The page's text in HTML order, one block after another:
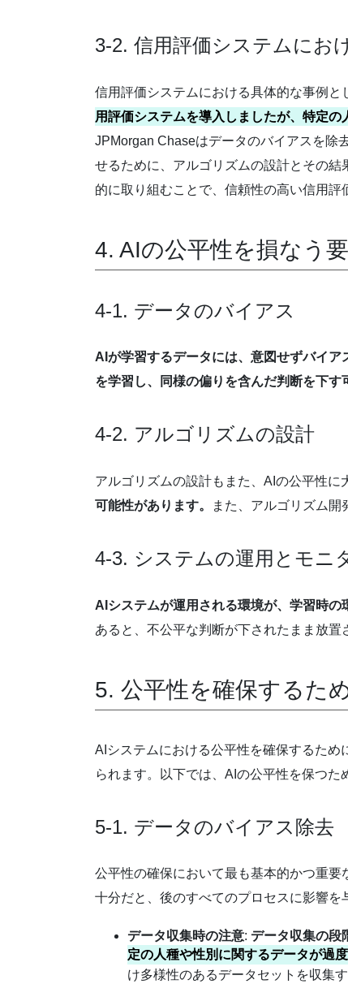
3-2. 信用評価システムにお
信用評価システムにおける具体的な事例
用評価システムを導入しましたが、特定
JPMorgan Chaseはデータのバイアスを除
せるために、アルゴリズムの設計とその
的に取り組むことで、信頼性の高い信用評
4. AIの公平性を損なう
4-1. データのバイアス
AIが学習するデータには、意図せずバイ
を学習し、同様の偏りを含んだ判断を下す
4-2. アルゴリズムの設計
アルゴリズムの設計もまた、AIの公平性に
可能性があります。
また、アルゴリズム開
4-3. システムの運用とモニ
AIシステムが運用される環境が、学習時の
あると、不公平な判断が下されたまま放置
5. 公平性を確保するた
AIシステムにおける公平性を確保するた
られます。以下では、AIの公平性を保つた
5-1. データのバイアス除去
公平性の確保において最も基本的かつ重
十分だと、後のすべてのプロセスに影響を
データ収集時の注意: データ収集の段
定の人種や性別に関するデータが過
け多様性のあるデータセットを収集